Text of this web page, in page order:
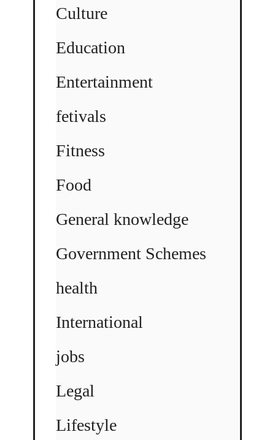
Culture
Education
Entertainment
fetivals
Fitness
Food
General knowledge
Government Schemes
health
International
jobs
Legal
Lifestyle